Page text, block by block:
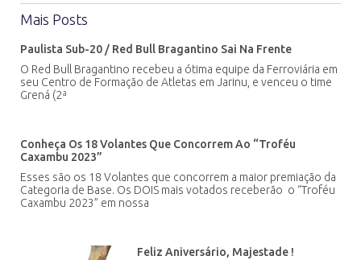
Mais Posts
Paulista Sub-20 / Red Bull Bragantino Sai Na Frente
O Red Bull Bragantino recebeu a ótima equipe da Ferroviária em
seu Centro de Formação de Atletas em Jarinu, e venceu o time
Grená (2ª
Conheça Os 18 Volantes Que Concorrem Ao “Troféu
Caxambu 2023”
Esses são os 18 Volantes que concorrem a maior premiação da
Categoria de Base. Os DOIS mais votados receberão o “Troféu
Caxambu 2023” em nossa
Feliz Aniversário, Majestade !